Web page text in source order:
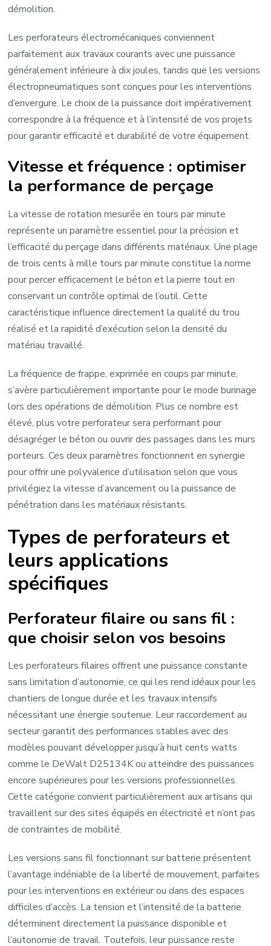
démolition.
Les perforateurs électromécaniques conviennent
parfaitement aux travaux courants avec une puissance
généralement inférieure à dix joules, tandis que les versions
électropneumatiques sont conçues pour les interventions
d’envergure. Le choix de la puissance doit impérativement
correspondre à la fréquence et à l’intensité de vos projets
pour garantir efficacité et durabilité de votre équipement.
Vitesse et fréquence : optimiser
la performance de perçage
La vitesse de rotation mesurée en tours par minute
représente un paramètre essentiel pour la précision et
l’efficacité du perçage dans différents matériaux. Une plage
de trois cents à mille tours par minute constitue la norme
pour percer efficacement le béton et la pierre tout en
conservant un contrôle optimal de l’outil. Cette
caractéristique influence directement la qualité du trou
réalisé et la rapidité d’exécution selon la densité du
matériau travaillé.
La fréquence de frappe, exprimée en coups par minute,
s’avère particulièrement importante pour le mode burinage
lors des opérations de démolition. Plus ce nombre est
élevé, plus votre perforateur sera performant pour
désagréger le béton ou ouvrir des passages dans les murs
porteurs. Ces deux paramètres fonctionnent en synergie
pour offrir une polyvalence d’utilisation selon que vous
privilégiez la vitesse d’avancement ou la puissance de
pénétration dans les matériaux résistants.
Types de perforateurs et
leurs applications
spécifiques
Perforateur filaire ou sans fil :
que choisir selon vos besoins
Les perforateurs filaires offrent une puissance constante
sans limitation d’autonomie, ce qui les rend idéaux pour les
chantiers de longue durée et les travaux intensifs
nécessitant une énergie soutenue. Leur raccordement au
secteur garantit des performances stables avec des
modèles pouvant développer jusqu’à huit cents watts
comme le DeWalt D25134K ou atteindre des puissances
encore supérieures pour les versions professionnelles.
Cette catégorie convient particulièrement aux artisans qui
travaillent sur des sites équipés en électricité et n’ont pas
de contraintes de mobilité.
Les versions sans fil fonctionnant sur batterie présentent
l’avantage indéniable de la liberté de mouvement, parfaites
pour les interventions en extérieur ou dans des espaces
difficiles d’accès. La tension et l’intensité de la batterie
déterminent directement la puissance disponible et
l’autonomie de travail. Toutefois, leur puissance reste